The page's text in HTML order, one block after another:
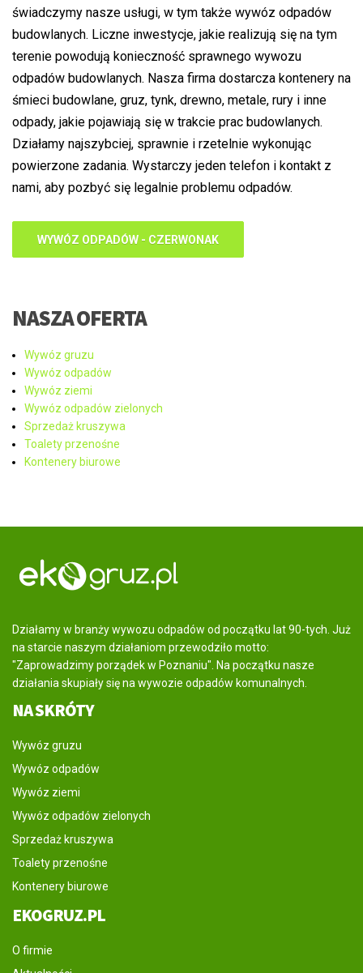
świadczymy nasze usługi, w tym także wywóz odpadów
budowlanych. Liczne inwestycje, jakie realizują się na tym
terenie powodują konieczność sprawnego wywozu
odpadów budowlanych. Nasza firma dostarcza kontenery na
śmieci budowlane, gruz, tynk, drewno, metale, rury i inne
odpady, jakie pojawiają się w trakcie prac budowlanych.
Działamy najszybciej, sprawnie i rzetelnie wykonując
powierzone zadania. Wystarczy jeden telefon i kontakt z
nami, aby pozbyć się legalnie problemu odpadów.
WYWÓZ ODPADÓW - CZERWONAK
NASZA OFERTA
Wywóz gruzu
Wywóz odpadów
Wywóz ziemi
Wywóz odpadów zielonych
Sprzedaż kruszywa
Toalety przenośne
Kontenery biurowe
Działamy w branży wywozu odpadów od początku lat 90-tych. Już
na starcie naszym działaniom przewodziło motto:
"Zaprowadzimy porządek w Poznaniu". Na początku nasze
działania skupiały się na wywozie odpadów komunalnych.
NA SKRÓTY
Wywóz gruzu
Wywóz odpadów
Wywóz ziemi
Wywóz odpadów zielonych
Sprzedaż kruszywa
Toalety przenośne
Kontenery biurowe
EKOGRUZ.PL
O firmie